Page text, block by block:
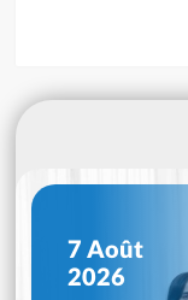
7 Août
2026